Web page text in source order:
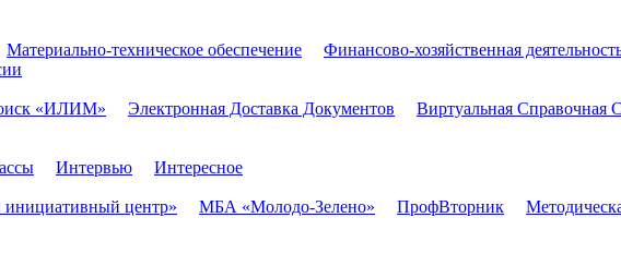
Материально-техническое обеспечение Финансово-хозяйственная
«ИЛИМ» Электронная Доставка Документов Виртуальная Справочная
Интервью
Интересное
центр» МБА «Молодо-Зелено» ПрофВторник